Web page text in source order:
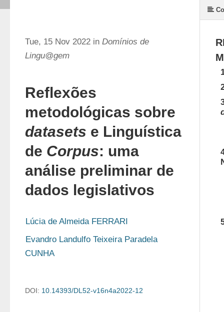
Tue, 15 Nov 2022 in Domínios de
Lingu@gem
Reflexões
metodológicas sobre
datasets e Linguística
de Corpus: uma
análise preliminar de
dados legislativos
Lúcia de Almeida FERRARI
Evandro Landulfo Teixeira Paradela
CUNHA
DOI: 10.14393/DL52-v16n4a2022-12